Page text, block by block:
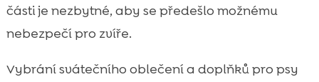
části je nezbytné, aby se předešlo možnému
nebezpečí pro zvíře.
Vybrání svátečního oblečení a doplňků pro psy